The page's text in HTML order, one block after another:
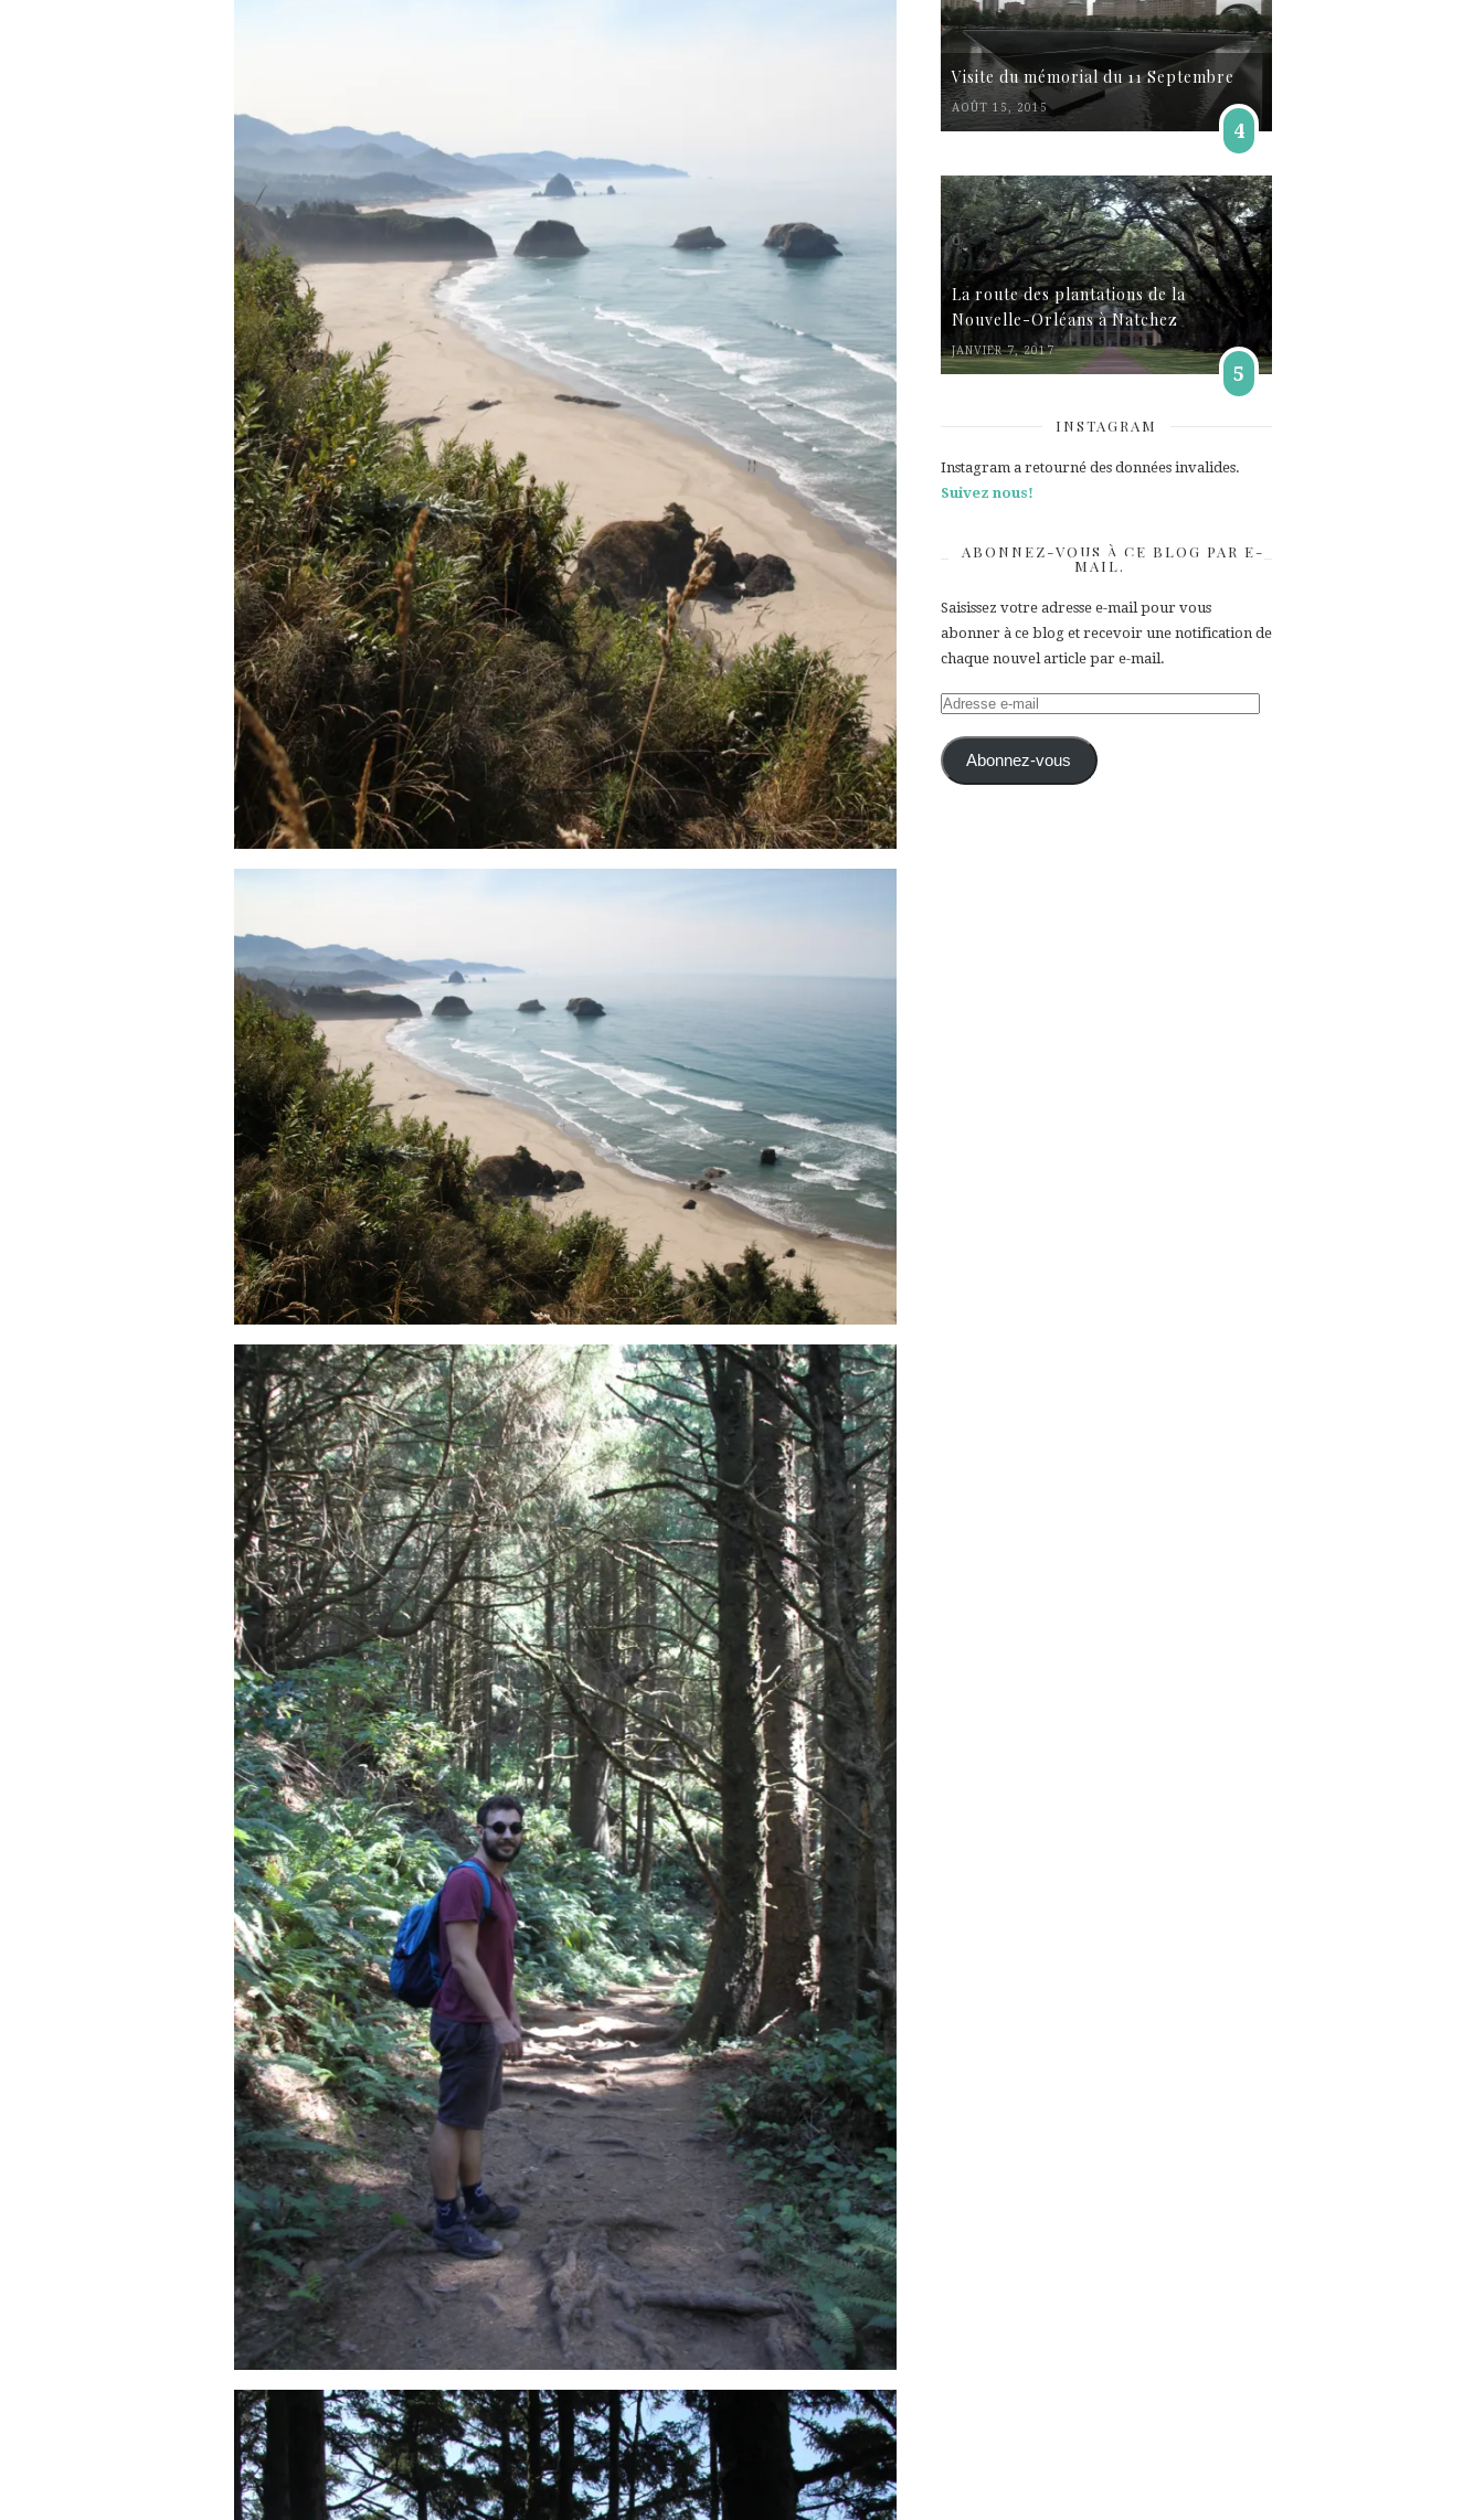
Visite du mémorial du 11 Septembre
AOÛT 15, 2015
4
La route des plantations de la
Nouvelle-Orléans à Natchez
JANVIER 7, 2017
5
INSTAGRAM
Instagram a retourné des données invalides.
Suivez nous!
ABONNEZ-VOUS À CE BLOG PAR E-
MAIL.
Saisissez votre adresse e-mail pour vous
abonner à ce blog et recevoir une notification de
chaque nouvel article par e-mail.
Adresse
mail Abonnez-vous